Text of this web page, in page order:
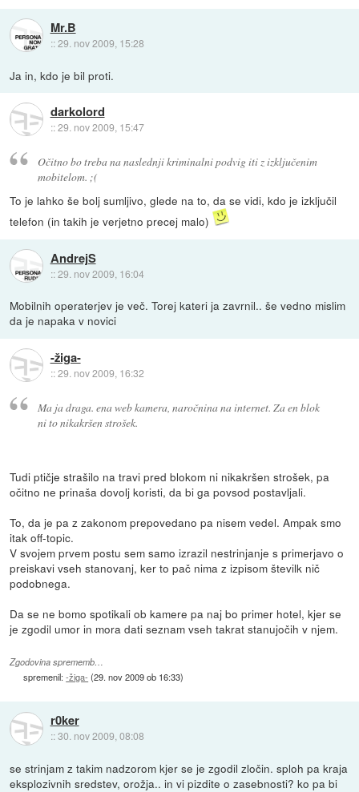
Mr.B
::29. nov 2009, 15:28
Ja in, kdo je bil proti.
darkolord
::29. nov 2009, 15:47
Očitno bo treba na naslednji kriminalni podvig iti z izključenim
mobitelom. ;(
To je lahko še bolj sumljivo, glede na to, da se vidi, kdo je izključil
telefon (in takih je verjetno precej malo)
AndrejS
::29. nov 2009, 16:04
Mobilnih operaterjev je več. Torej kateri ja zavrnil.. še vedno mislim
da je napaka v novici
-žiga-
::29. nov 2009, 16:32
Ma ja draga. ena web kamera, naročnina na internet. Za en blok
ni to nikakršen strošek.
Tudi ptičje strašilo na travi pred blokom ni nikakršen strošek, pa
očitno ne prinaša dovolj koristi, da bi ga povsod postavljali.
To, da je pa z zakonom prepovedano pa nisem vedel. Ampak smo
itak off-topic.
V svojem prvem postu sem samo izrazil nestrinjanje s primerjavo o
preiskavi vseh stanovanj, ker to pač nima z izpisom številk nič
podobnega.
Da se ne bomo spotikali ob kamere pa naj bo primer hotel, kjer se
je zgodil umor in mora dati seznam vseh takrat stanujočih v njem.
Zgodovina sprememb…
spremenil:-žiga- (29. nov 2009 ob 16:33)
r0ker
::30. nov 2009, 08:08
se strinjam z takim nadzorom kjer se je zgodil zločin. sploh pa kraja
eksplozivnih sredstev, orožja.. in vi pizdite o zasebnosti? ko pa bi